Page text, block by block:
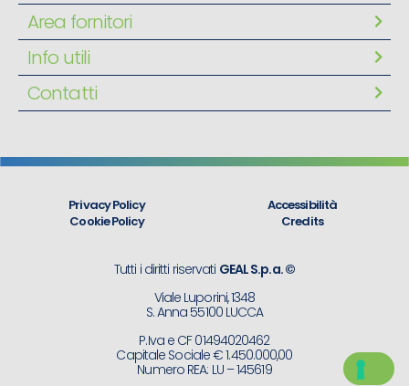
Area fornitori
Info utili
Contatti
Privacy Policy
Cookie Policy
Accessibilità
Credits
Tutti i diritti riservati GEAL S.p.a. ©
Viale Luporini, 1348
S. Anna 55100 LUCCA
P.Iva e CF 01494020462
Capitale Sociale € 1.450.000,00
Numero REA: LU – 145619